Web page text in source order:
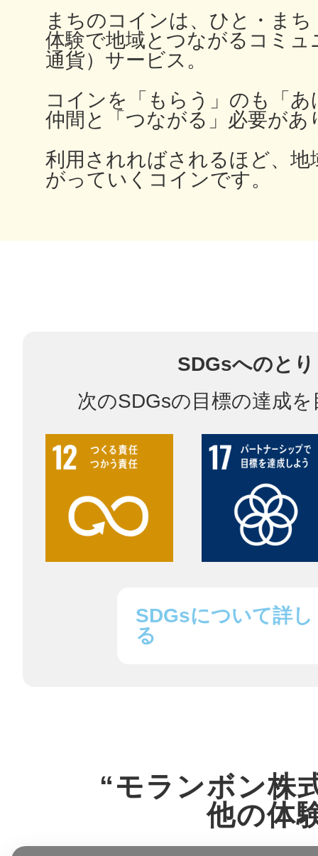
まちのコインは、ひと・ま
体験で地域とつながるコミュ
通貨）サービス。
コインを「もらう」のも「
仲間と「つながる」必要があ
利用されればされるほど、地
がっていくコインです。
SDGsへのと
次のSDGsの目標の達成
SDGsについて詳し
る
“モランボン株
他の体
日置
高知市
厚木
八尾
渋谷区